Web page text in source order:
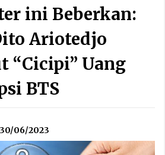
ini Beberkan:
Ariotedjo
“Cicipi” Uang
BTS
30/06/2023